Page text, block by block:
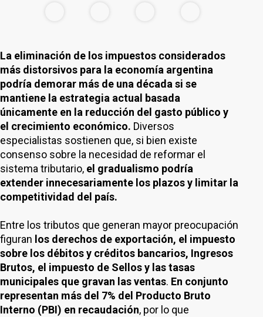
La eliminación de los impuestos considerados
más distorsivos para la economía argentina
podría demorar más de una década si se
mantiene la estrategia actual basada
únicamente en la reducción del gasto público y
el crecimiento económico. Diversos
especialistas sostienen que, si bien existe
consenso sobre la necesidad de reformar el
sistema tributario, el gradualismo podría
extender innecesariamente los plazos y limitar la
competitividad del país.
Entre los tributos que generan mayor preocupación
figuran los derechos de exportación, el impuesto
sobre los débitos y créditos bancarios, Ingresos
Brutos, el impuesto de Sellos y las tasas
municipales que gravan las ventas. En conjunto
representan más del 7% del Producto Bruto
Interno (PBI) en recaudación, por lo que